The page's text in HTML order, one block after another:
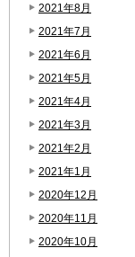
2021年8月
2021年7月
2021年6月
2021年5月
2021年4月
2021年3月
2021年2月
2021年1月
2020年12月
2020年11月
2020年10月